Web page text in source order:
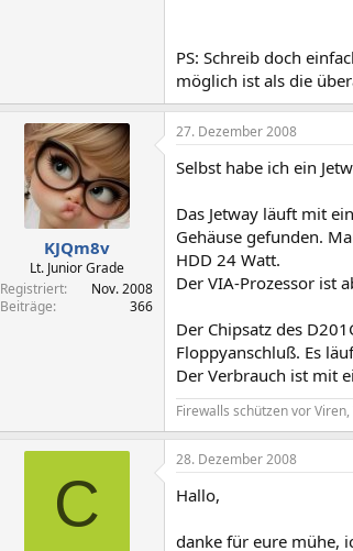
PS: Schreib doch
möglich ist als die
KJQm8v
Lt. Junior Grade
Registriert
Nov. 2008
Beiträge
366
27. Dezember 2008
Selbst habe ich ein
Das Jetway läuft mit
Gehäuse gefunden.
HDD 24 Watt.
Der VIA-Prozessor ist
Der Chipsatz des
Floppyanschluß. Es
Der Verbrauch ist mit
Firewalls schützen vor
C
28. Dezember 2008
Hallo,
danke für eure mühe,